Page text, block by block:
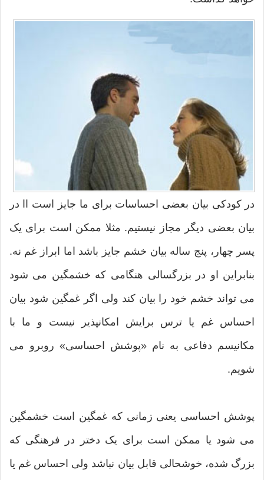
در کودکی بیان بعضی احساسات برای ما جایز است اا در
بیان بعضی دیگر مجاز نیستیم. مثلا ممکن است برای یک
پسر چهار، پنج ساله بیان خشم جایز باشد اما ابراز غم نه.
بنابراین او در بزرگسالی هنگامی که خشمگین می شود
می تواند خشم خود را بیان کند ولی اگر غمگین شود بیان
احساس غم یا ترس برایش امکانپذیر نیست و ما با
مکانیسم دفاعی به نام «پوشش احساسی» روبرو می
شویم.
پوشش احساسی یعنی زمانی که غمگین است خشمگین
می شود یا ممکن است برای یک دختر در فرهنگی که
بزرگ شده، خوشحالی قابل بیان نباشد ولی احساس غم یا